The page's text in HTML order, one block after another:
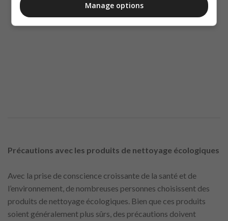
Précautions avec les produits de nettoyage écologiques
Avec la prise de conscience croissante de la santé et de
l’environnement, de nombreuses personnes choisissent des
produits de nettoyage écologiques. Bien que ces produits
soient généralement plus sûrs, des précautions doivent
Manage options